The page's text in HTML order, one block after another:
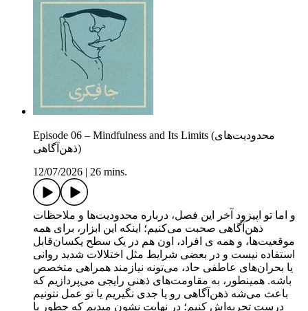
Episode 06 – Mindfulness and Its Limits (محدودیت‌های
ذهن‌آگاهی)
12/07/2026
26 mins.
و اما تو اپیزود آخر این فصل، درباره محدودیت‌ها و ملاحظات
ذهن‌آگاهی صحبت می‌کنیم؛ اینکه این ابزار، برای همه
موقعیت‌ها، و همه ی افراد، اون هم در یک سطح یکسان‌قابل
استفاده نیست و در بعضی شرایط مثل اختلالات شدید روانی
یا بحران‌های عاطفی حاد، می‌تونه نیازمند همراهی متخصص
باشه. همینطور، به مقاومت‌های ذهنی رایجی می‌پردازیم که
باعث می‌شه ذهن‌آگاهی رو یا جدی نگیریم یا تو عمل نتونیم
درست تجربه‌اش کنیم؛ در نهایت نشون میدیم که چطور با